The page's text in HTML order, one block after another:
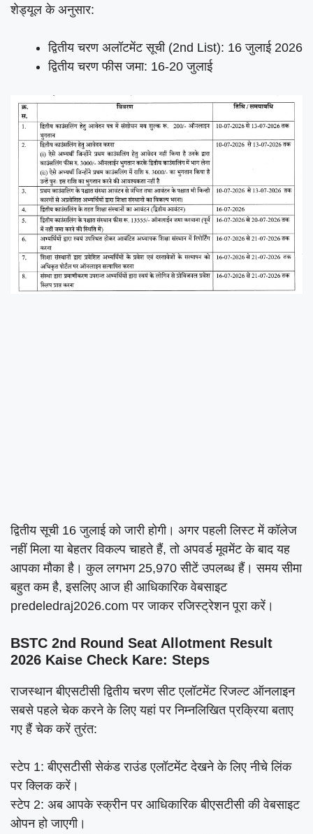
शेड्यूल के अनुसार:
द्वितीय चरण अलॉटमेंट सूची (2nd List): 16 जुलाई 2026
द्वितीय चरण फीस जमा: 16-20 जुलाई
द्वितीय सूची 16 जुलाई को जारी होगी। अगर पहली लिस्ट में कॉलेज
नहीं मिला या बेहतर विकल्प चाहते हैं, तो अपवर्ड मूवमेंट के बाद यह
आपका मौका है। कुल लगभग 25,970 सीटें उपलब्ध हैं। समय सीमा
बहुत कम है, इसलिए आज ही आधिकारिक वेबसाइट
predeledraj2026.com पर जाकर रजिस्ट्रेशन पूरा करें।
BSTC 2nd Round Seat Allotment Result
2026 Kaise Check Kare: Steps
राजस्थान बीएसटीसी द्वितीय चरण सीट एलॉटमेंट रिजल्ट ऑनलाइन
सबसे पहले चेक करने के लिए यहां पर निम्नलिखित प्रक्रिया बताए
गए हैं चेक करें तुरंत:
स्टेप 1: बीएसटीसी सेकंड राउंड एलॉटमेंट देखने के लिए नीचे लिंक
पर क्लिक करें।
स्टेप 2: अब आपके स्क्रीन पर आधिकारिक बीएसटीसी की वेबसाइट
ओपन हो जाएगी।